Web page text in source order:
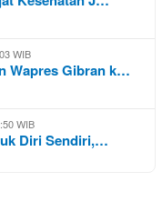
WIB
Wapres Gibran k…
WIB
Diri Sendiri,…